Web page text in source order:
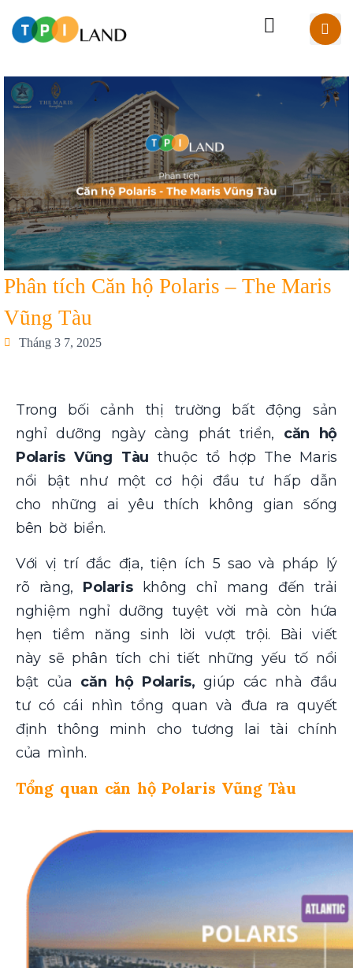
Phân tích Căn hộ Polaris – The Maris
Vũng Tàu
Tháng 3 7, 2025
Trong bối cảnh thị trường bất động sản
nghỉ dưỡng ngày càng phát triển, căn hộ
Polaris Vũng Tàuthuộc tổ hợp The Maris
nổi bật như một cơ hội đầu tư hấp dẫn
cho những ai yêu thích không gian sống
bên bờ biển.
Với vị trí đắc địa, tiện ích 5 sao và pháp lý
rõ ràng, Polariskhông chỉ mang đến trải
nghiệm nghỉ dưỡng tuyệt vời mà còn hứa
hẹn tiềm năng sinh lời vượt trội. Bài viết
này sẽ phân tích chi tiết những yếu tố nổi
bật của căn hộ Polaris, giúp các nhà đầu
tư có cái nhìn tổng quan và đưa ra quyết
định thông minh cho tương lai tài chính
của mình.
Tổng quan căn hộ Polaris Vũng Tàu